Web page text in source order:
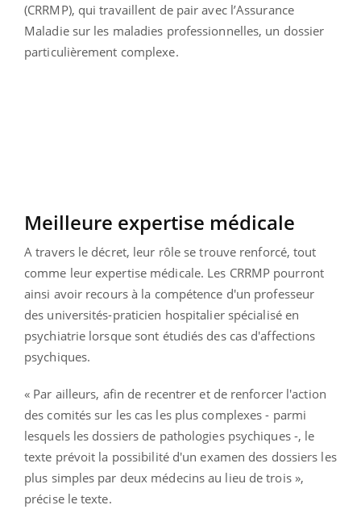
(CRRMP), qui travaillent de pair avec l’Assurance
Maladie sur les maladies professionnelles, un dossier
particulièrement complexe.
Meilleure expertise médicale
A travers le décret, leur rôle se trouve renforcé, tout
comme leur expertise médicale. Les CRRMP pourront
ainsi avoir recours à la compétence d'un professeur
des universités-praticien hospitalier spécialisé en
psychiatrie lorsque sont étudiés des cas d'affections
psychiques.
« Par ailleurs, afin de recentrer et de renforcer l'action
des comités sur les cas les plus complexes - parmi
lesquels les dossiers de pathologies psychiques -, le
texte prévoit la possibilité d'un examen des dossiers les
plus simples par deux médecins au lieu de trois »,
précise le texte.